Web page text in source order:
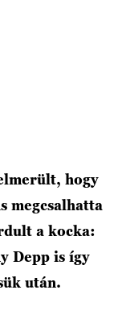
hogy
megcsalhatta
a kocka:
Depp is így
után.